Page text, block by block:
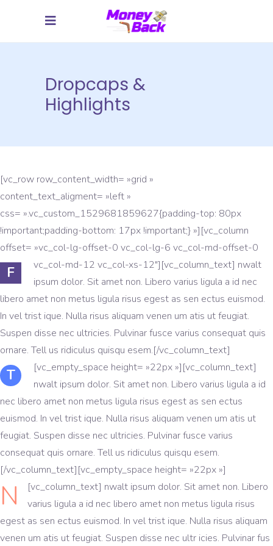
Dropcaps &
Highlights
[vc_row row_content_width= »grid »
content_text_aligment= »left »
css= ».vc_custom_1529681859627{padding-top: 80px
!important;padding-bottom: 17px !important;} »][vc_column
offset= »vc_col-lg-offset-0 vc_col-lg-6 vc_col-md-offset-0
vc_col-md-12 vc_col-xs-12″][vc_column_text]
F
nwalt
ipsum dolor. Sit amet non. Libero varius ligula a id nec
libero amet non metus ligula risus egest as sen ectus euismod.
In vel trist ique. Nulla risus aliquam venen um atis ut feugiat.
Suspen disse nec ultricies. Pulvinar fusce varius consequat quis
ornare. Tell us ridiculus quisqu esem.[/vc_column_text]
[vc_empty_space height= »22px »][vc_column_text]
T
nwalt ipsum dolor. Sit amet non. Libero varius ligula a id
nec libero amet non metus ligula risus egest as sen ectus
euismod. In vel trist ique. Nulla risus aliquam venen um atis ut
feugiat. Suspen disse nec ultricies. Pulvinar fusce varius
consequat quis ornare. Tell us ridiculus quisqu esem.
[/vc_column_text][vc_empty_space height= »22px »]
[vc_column_text]
N
nwalt ipsum dolor. Sit amet non. Libero
varius ligula a id nec libero amet non metus ligula risus
egest as sen ectus euismod. In vel trist ique. Nulla risus aliquam
venen um atis ut feugiat. Suspen disse nec ultr icies. Pulvinar fus